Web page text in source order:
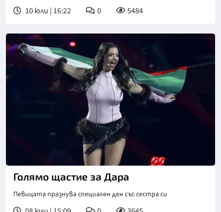
10 юли | 16:22 0 5484
Голямо щастие за Дара
Певицата празнува специален ден със сестра си